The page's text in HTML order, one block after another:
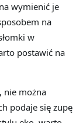
wymienić je
na
w
postawić na
nie można
podaje się zupę